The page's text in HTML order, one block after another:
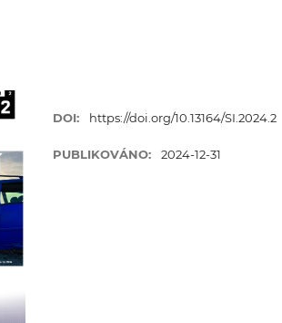
DOI: https://doi.org/10.13164/SI.2024.2
PUBLIKOVÁNO: 2024-12-31